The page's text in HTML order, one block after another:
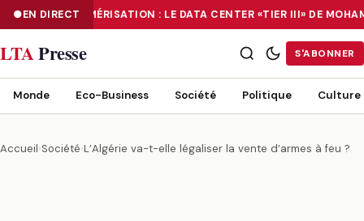
EN DIRECTNUMÉRISATION : LE DATA CENTER «TIER III» DE
NUMÉRISATION : LE DATA CENTER «TIER III» DE MOHAMMADIA, UN
LTAPresse S'ABONNER
Monde Eco-Business Société Politique Culture
Accueil›Société›L’Algérie va-t-elle légaliser la vente d’armes à feu ?